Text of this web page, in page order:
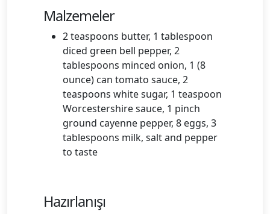
Malzemeler
2 teaspoons butter, 1 tablespoon
diced green bell pepper, 2
tablespoons minced onion, 1 (8
ounce) can tomato sauce, 2
teaspoons white sugar, 1 teaspoon
Worcestershire sauce, 1 pinch
ground cayenne pepper, 8 eggs, 3
tablespoons milk, salt and pepper
to taste
Hazırlanışı